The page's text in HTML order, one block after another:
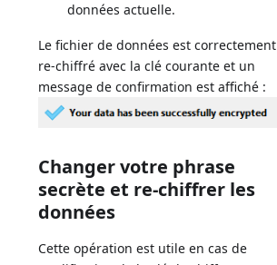
données actuelle.
Le fichier de données est correctement
re-chiffré avec la clé courante et un
message de confirmation est affiché :
Changer votre phrase
secrète et re-chiffrer les
données
Cette opération est utile en cas de